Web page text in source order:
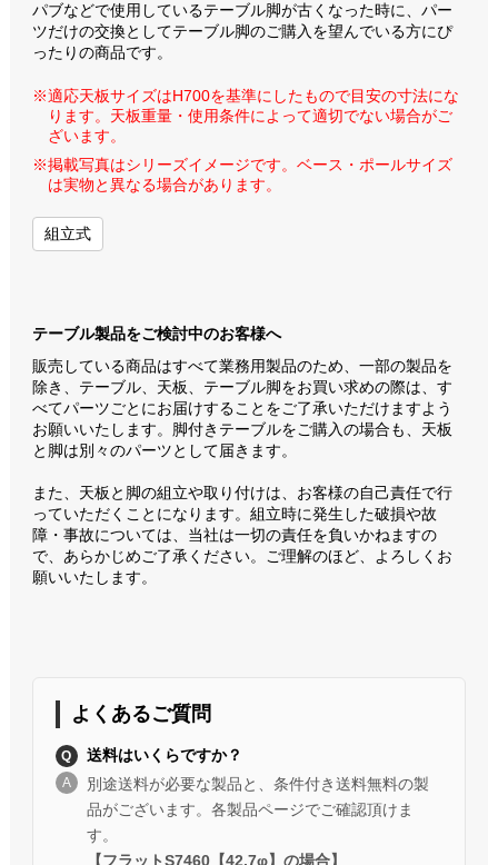
パブなどで使用しているテーブル脚が古くなった時に、パー
ツだけの交換としてテーブル脚のご購入を望んでいる方にぴ
ったりの商品です。
※適応天板サイズはH700を基準にしたもので目安の寸法にな
ります。天板重量・使用条件によって適切でない場合がご
ざいます。
※掲載写真はシリーズイメージです。ベース・ポールサイズ
は実物と異なる場合があります。
組立式
テーブル製品をご検討中のお客様へ
販売している商品はすべて業務用製品のため、一部の製品を
除き、テーブル、天板、テーブル脚をお買い求めの際は、す
べてパーツごとにお届けすることをご了承いただけますよう
お願いいたします。脚付きテーブルをご購入の場合も、天板
と脚は別々のパーツとして届きます。
また、天板と脚の組立や取り付けは、お客様の自己責任で行
っていただくことになります。組立時に発生した破損や故
障・事故については、当社は一切の責任を負いかねますの
で、あらかじめご了承ください。ご理解のほど、よろしくお
願いいたします。
よくあるご質問
送料はいくらですか？
別途送料が必要な製品と、条件付き送料無料の製
品がございます。各製品ページでご確認頂けま
す。
【フラットS7460【42.7φ】の場合】